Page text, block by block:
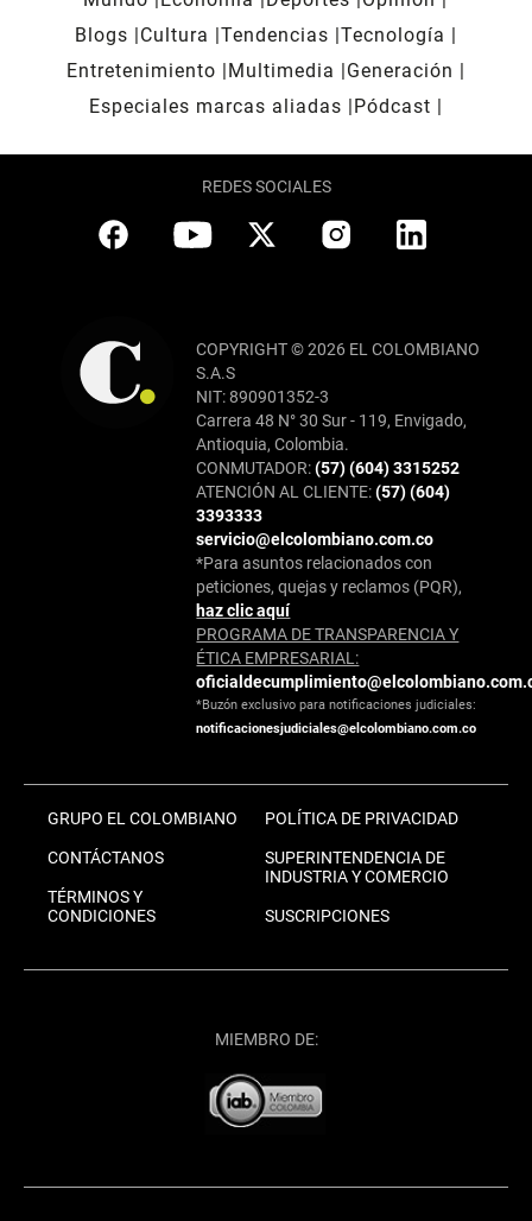
Blogs
Cultura Tendencias Tecnología
Entretenimiento
Multimedia
Generación
Especiales marcas aliadas
Pódcast
REDES SOCIALES
COPYRIGHT © 2026 EL COLOMBIANO
S.A.S
NIT: 890901352-3
Carrera 48 N° 30 Sur - 119, Envigado,
Antioquia, Colombia.
CONMUTADOR:(57) (604) 3315252
ATENCIÓN AL CLIENTE:(57) (604)
3393333
servicio@elcolombiano.com.co
*Para asuntos relacionados con
peticiones, quejas y reclamos (PQR),
haz clic aquí
PROGRAMA DE TRANSPARENCIA Y
ÉTICA EMPRESARIAL:
*Buzón exclusivo para notificaciones judiciales:
notificacionesjudiciales@elcolombiano.com.co
GRUPO EL COLOMBIANO
CONTÁCTANOS
TÉRMINOS Y
CONDICIONES
POLÍTICA DE PRIVACIDAD
SUPERINTENDENCIA DE
INDUSTRIA Y COMERCIO
SUSCRIPCIONES
MIEMBRO DE: